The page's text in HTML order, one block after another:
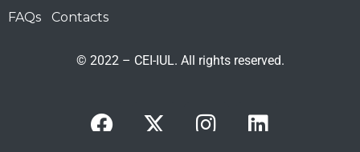
FAQs Contacts
© 2022 – CEI-IUL. All rights reserved.